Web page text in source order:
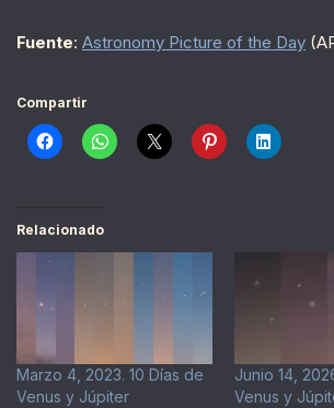
Fuente: Astronomy Picture of the Day
Compartir
Relacionado
Marzo 4, 2023. 10 Días de
Venus y Júpiter
Junio 14,
Venus y